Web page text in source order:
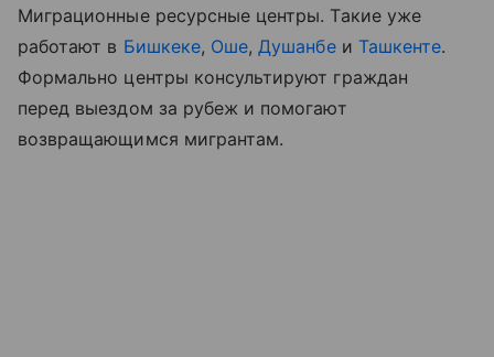
Миграционные ресурсные центры. Такие уже
работают в Бишкеке, Оше, Душанбеи Ташкенте.
Формально центры консультируют граждан
перед выездом за рубеж и помогают
возвращающимся мигрантам.